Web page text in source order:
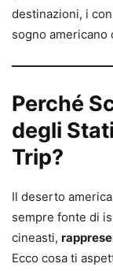
destinazioni, i
sogno americano
Perché
degli
Trip?
Il deserto
sempre fonte di
cineasti,
Ecco cosa ti